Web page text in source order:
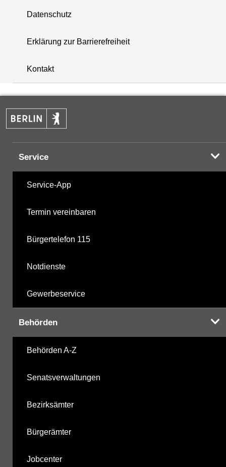
+
−
Datenschutz
Erklärung zur Barrierefreiheit
Kontakt
Service
Service-App
Termin vereinbaren
Bürgertelefon 115
Notdienste
Gewerbeservice
Behörden
Behörden A-Z
Senatsverwaltungen
Bezirksämter
Bürgerämter
Jobcenter